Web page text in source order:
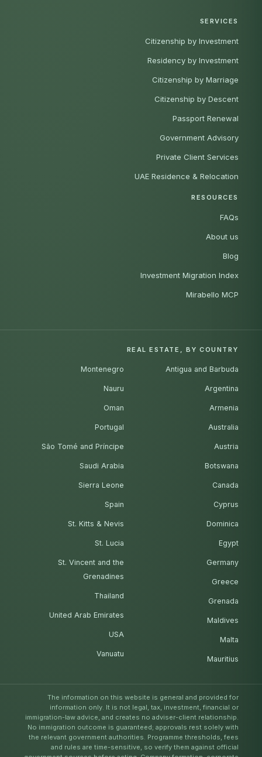
SERVICES
Citizenship by Investment
Residency by Investment
Citizenship by Marriage
Citizenship by Descent
Passport Renewal
Government Advisory
Private Client Services
UAE Residence & Relocation
RESOURCES
FAQs
About us
Blog
Investment Migration Index
Mirabello MCP
REAL ESTATE, BY COUNTRY
Antigua and Barbuda
Argentina
Armenia
Australia
Austria
Botswana
Canada
Cyprus
Dominica
Egypt
Germany
Greece
Grenada
Maldives
Malta
Mauritius
Montenegro
Nauru
Oman
Portugal
São Tomé and Príncipe
Saudi Arabia
Sierra Leone
Spain
St. Kitts & Nevis
St. Lucia
St. Vincent and the
Grenadines
Thailand
United Arab Emirates
USA
Vanuatu
The information on this website is general and provided for
information only. It is not legal, tax, investment, financial or
immigration-law advice, and creates no adviser-client relationship.
No immigration outcome is guaranteed; approvals rest solely with
the relevant government authorities. Programme thresholds, fees
and rules are time-sensitive, so verify them against official